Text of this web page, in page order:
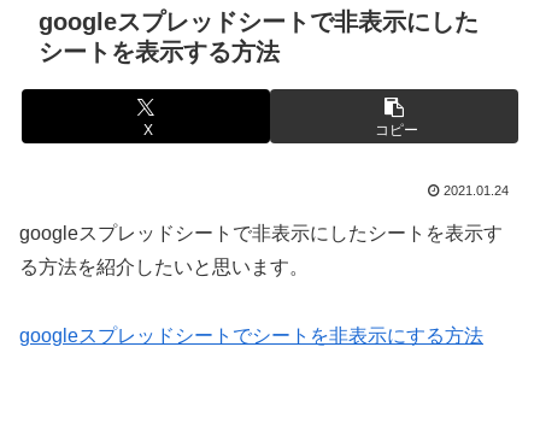
googleスプレッドシートで非表示にした
シートを表示する方法
X コピー
2021.01.24
googleスプレッドシートで非表示にしたシートを表示す
る方法を紹介したいと思います。
googleスプレッドシートでシートを非表示にする方法